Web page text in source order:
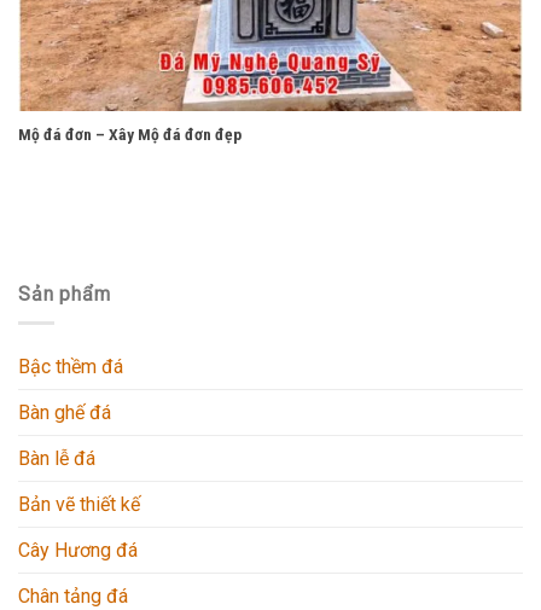
Mộ đá đơn – Xây Mộ đá đơn đẹp
Sản phẩm
Bậc thềm đá
Bàn ghế đá
Bàn lễ đá
Bản vẽ thiết kế
Cây Hương đá
Chân tảng đá